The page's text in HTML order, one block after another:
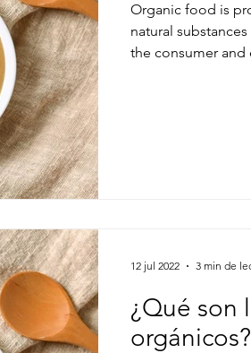
Organic food is
natural
the consumer and
¿Qué son
orgánicos?
12 jul 2022 3 min de